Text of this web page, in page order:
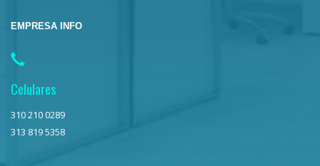
EMPRESA INFO
Celulares
310 210 0289
313 819 5358